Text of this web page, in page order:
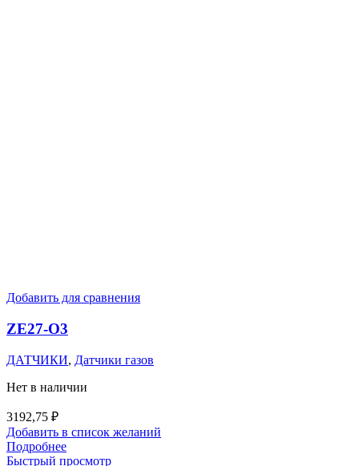
Добавить для сравнения
ZE27-O3
ДАТЧИКИ, Датчики газов
Нет в наличии
3192,75 ₽
Добавить в список желаний
Подробнее
Быстрый просмотр